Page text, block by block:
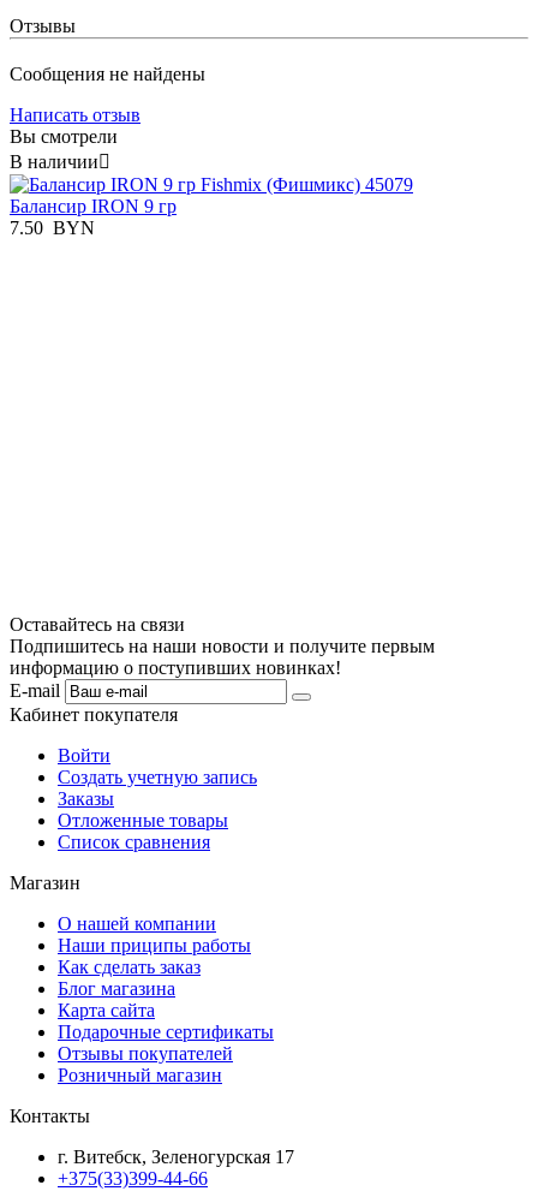
Отзывы
Сообщения не найдены
Написать отзыв
Вы смотрели
В наличии
Балансир IRON 9 гр
7.50 BYN
Оставайтесь на связи
Подпишитесь на наши новости и получите первым
информацию о поступивших новинках!
E-mail
Кабинет покупателя
Войти
Создать учетную запись
Заказы
Отложенные товары
Список сравнения
Магазин
О нашей компании
Наши приципы работы
Как сделать заказ
Блог магазина
Карта сайта
Подарочные сертификаты
Отзывы покупателей
Розничный магазин
Контакты
г. Витебск, Зеленогурская 17
+375(33)399-44-66